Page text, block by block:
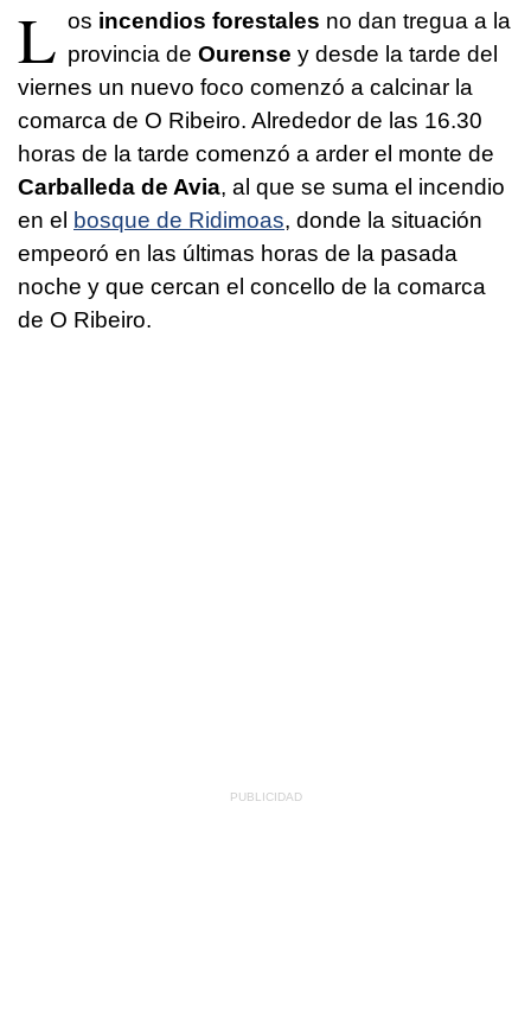
L os incendios forestales no dan tregua a la
provincia de Ourense y desde la tarde del
viernes un nuevo foco comenzó a calcinar la
comarca de O Ribeiro. Alrededor de las 16.30
horas de la tarde comenzó a arder el monte de
Carballeda de Avia, al que se suma el incendio
en el bosque de Ridimoas, donde la situación
empeoró en las últimas horas de la pasada
noche y que cercan el concello de la comarca
de O Ribeiro.